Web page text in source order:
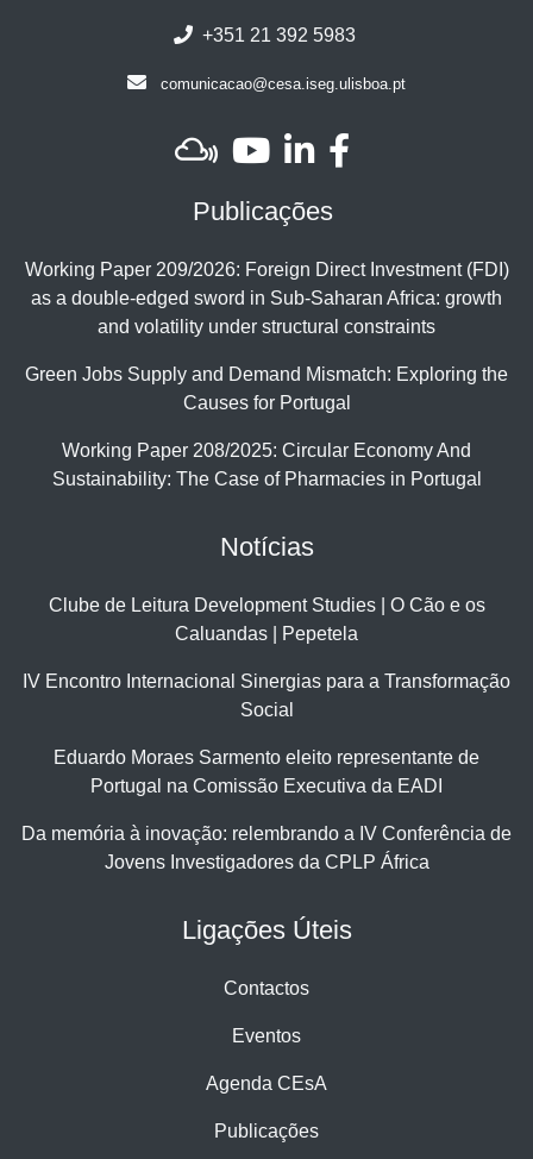
+351 21 392 5983
comunicacao@cesa.iseg.ulisboa.pt
Publicações
Working Paper 209/2026: Foreign Direct Investment (FDI)
as a double-edged sword in Sub-Saharan Africa: growth
and volatility under structural constraints
Green Jobs Supply and Demand Mismatch: Exploring the
Causes for Portugal
Working Paper 208/2025: Circular Economy And
Sustainability: The Case of Pharmacies in Portugal
Notícias
Clube de Leitura Development Studies | O Cão e os
Caluandas | Pepetela
IV Encontro Internacional Sinergias para a Transformação
Social
Eduardo Moraes Sarmento eleito representante de
Portugal na Comissão Executiva da EADI
Da memória à inovação: relembrando a IV Conferência de
Jovens Investigadores da CPLP África
Ligações Úteis
Contactos
Eventos
Agenda CEsA
Publicações